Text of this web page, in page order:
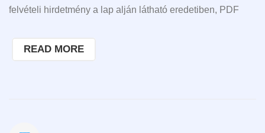
felvételi hirdetmény a lap alján látható eredetiben, PDF
READ MORE